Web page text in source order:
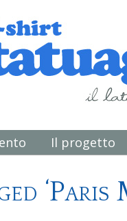
Il progetto
‘Paris